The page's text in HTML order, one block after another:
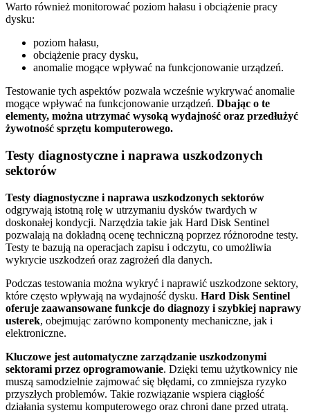
Warto również monitorować poziom hałasu i obciążenie pracy
dysku:
poziom hałasu,
obciążenie pracy dysku,
anomalie mogące wpływać na funkcjonowanie urządzeń.
Testowanie tych aspektów pozwala wcześnie wykrywać anomalie
mogące wpływać na funkcjonowanie urządzeń. Dbając o te
elementy, można utrzymać wysoką wydajność oraz przedłużyć
żywotność sprzętu komputerowego.
Testy diagnostyczne i naprawa uszkodzonych
sektorów
Testy diagnostyczne i naprawa uszkodzonych sektorów
odgrywają istotną rolę w utrzymaniu dysków twardych w
doskonałej kondycji. Narzędzia takie jak Hard Disk Sentinel
pozwalają na dokładną ocenę techniczną poprzez różnorodne testy.
Testy te bazują na operacjach zapisu i odczytu, co umożliwia
wykrycie uszkodzeń oraz zagrożeń dla danych.
Podczas testowania można wykryć i naprawić uszkodzone sektory,
które często wpływają na wydajność dysku. Hard Disk Sentinel
oferuje zaawansowane funkcje do diagnozy i szybkiej naprawy
usterek, obejmując zarówno komponenty mechaniczne, jak i
elektroniczne.
Kluczowe jest automatyczne zarządzanie uszkodzonymi
sektorami przez oprogramowanie. Dzięki temu użytkownicy nie
muszą samodzielnie zajmować się błędami, co zmniejsza ryzyko
przyszłych problemów. Takie rozwiązanie wspiera ciągłość
działania systemu komputerowego oraz chroni dane przed utratą.